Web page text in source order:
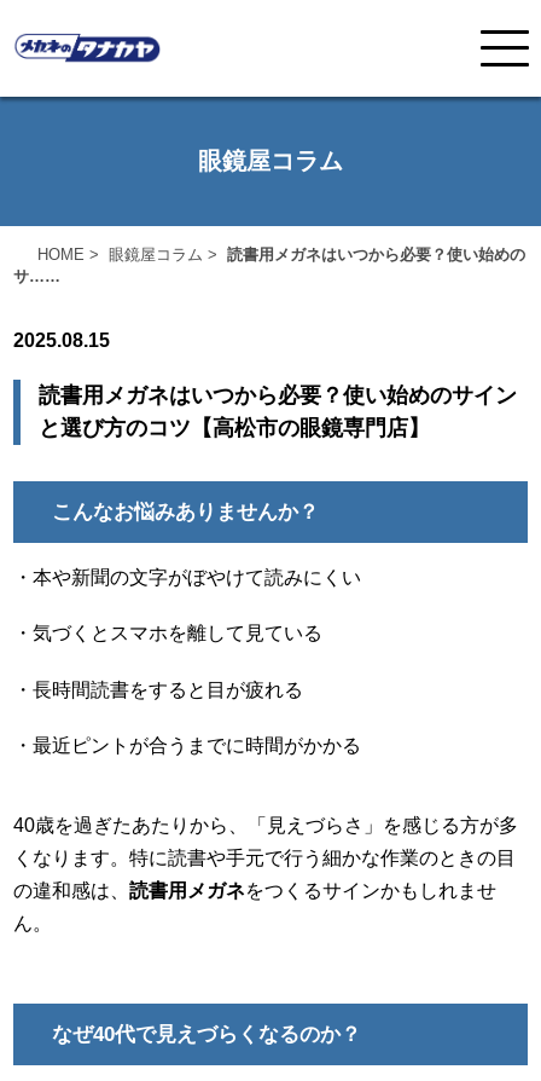
眼鏡屋コラム
HOME > 眼鏡屋コラム >読書用メガネはいつから必要？使い始めの
サ……
2025.08.15
読書用メガネはいつから必要？使い始めのサイン
と選び方のコツ【高松市の眼鏡専門店】
こんなお悩みありませんか？
・本や新聞の文字がぼやけて読みにくい
・気づくとスマホを離して見ている
・長時間読書をすると目が疲れる
・最近ピントが合うまでに時間がかかる
40歳を過ぎたあたりから、「見えづらさ」を感じる方が多
くなります。特に読書や手元で行う細かな作業のときの目
の違和感は、読書用メガネをつくるサインかもしれませ
ん。
なぜ40代で見えづらくなるのか？